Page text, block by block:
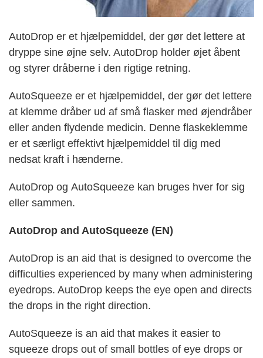
AutoDrop er et hjælpemiddel, der gør det lettere at
dryppe sine øjne selv. AutoDrop holder øjet åbent
og styrer dråberne i den rigtige retning.
AutoSqueeze er et hjælpemiddel, der gør det lettere
at klemme dråber ud af små flasker med øjendråber
eller anden flydende medicin. Denne flaskeklemme
er et særligt effektivt hjælpemiddel til dig med
nedsat kraft i hænderne.
AutoDrop og AutoSqueeze kan bruges hver for sig
eller sammen.
AutoDrop and AutoSqueeze (EN)
AutoDrop is an aid that is designed to overcome the
difficulties experienced by many when administering
eyedrops. AutoDrop keeps the eye open and directs
the drops in the right direction.
AutoSqueeze is an aid that makes it easier to
squeeze drops out of small bottles of eye drops or